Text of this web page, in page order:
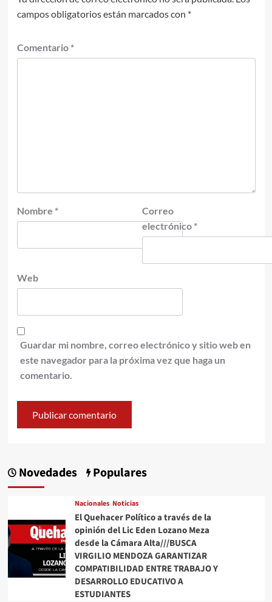
campos obligatorios están marcados con *
Comentario *
Nombre *
Correo
electrónico *
Web
Guardar mi nombre, correo electrónico y sitio web en
este navegador para la próxima vez que haga un
comentario.
Novedades Populares
Nacionales Noticias
El Quehacer Político a través de la
opinión del Lic Eden Lozano Meza
desde la Cámara Alta///BUSCA
VIRGILIO MENDOZA GARANTIZAR
COMPATIBILIDAD ENTRE TRABAJO Y
DESARROLLO EDUCATIVO A
ESTUDIANTES